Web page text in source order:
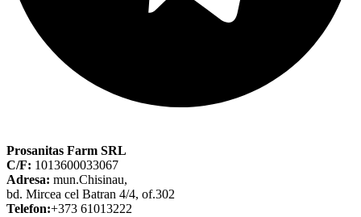
Prosanitas Farm SRL
C/F: 1013600033067
Adresa: mun.Chisinau,
bd. Mircea cel Batran 4/4, of.302
Telefon:+373 61013222